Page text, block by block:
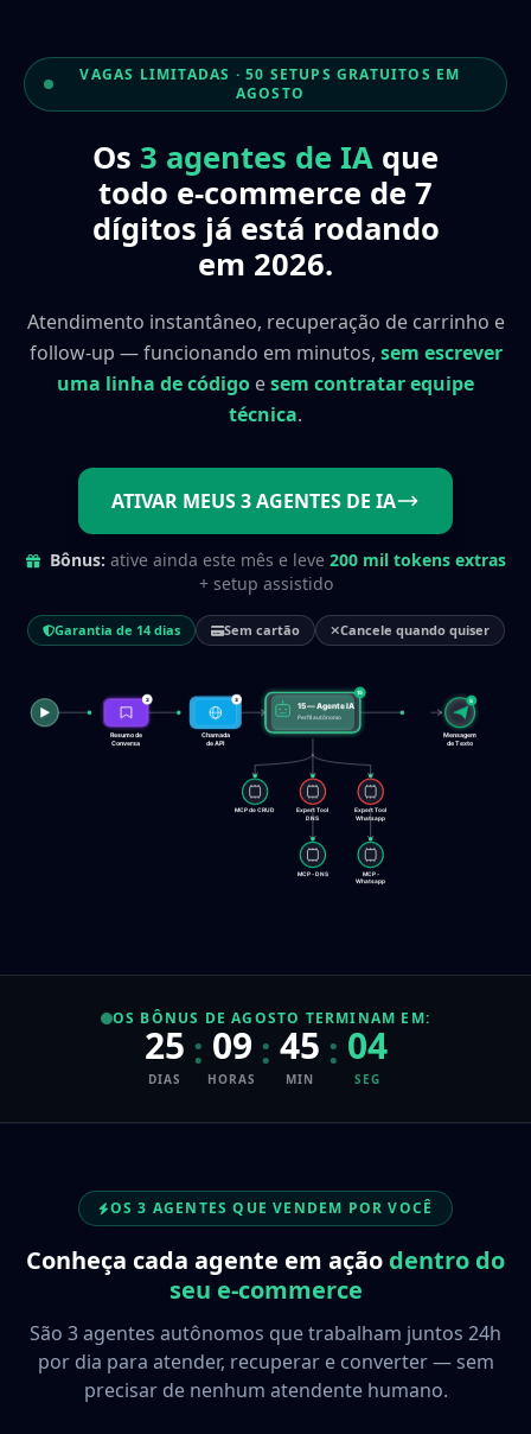
VAGAS LIMITADAS · 50 SETUPS GRATUITOS EM
AGOSTO
Os 3 agentes de IA que
todo e-commerce de 7
dígitos já está rodando
em 2026.
Atendimento instantâneo, recuperação de carrinho e
follow-up — funcionando em minutos, sem escrever
uma linha de código esem contratar equipe
técnica.
ATIVAR MEUS 3 AGENTES DE IA
Bônus: ative ainda este mês e leve 200 mil tokens extras
+ setup assistido
Garantia de 14 dias Sem cartão Cancele quando quiser
2
Resumo de
Conversa
3
Chamada
de API
15 — Agente IA
15
5
Mensagem
de Texto
Expert Tool
Expert Tool
Whatsapp
MCP -
Whatsapp
Contagem regressiva para o fim do mês atual
OS BÔNUS DE AGOSTO TERMINAM EM:
25
DIAS
: 09
HORAS
: 45
MIN
: 03
SEG
OS 3 AGENTES QUE VENDEM POR VOCÊ
Conheça cada agente em ação dentro do
seu e-commerce
São 3 agentes autônomos que trabalham juntos 24h
por dia para atender, recuperar e converter — sem
precisar de nenhum atendente humano.